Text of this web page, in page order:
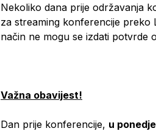
Nekoliko dana prije održavanja
za streaming konferencije preko
način ne mogu se izdati potvrde
Važna obavijest!
Dan prije konferencije, u